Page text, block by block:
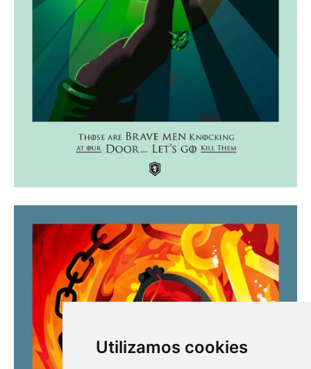
Utilizamos cookies